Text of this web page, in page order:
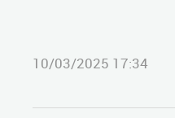
10/03/2025 17:34